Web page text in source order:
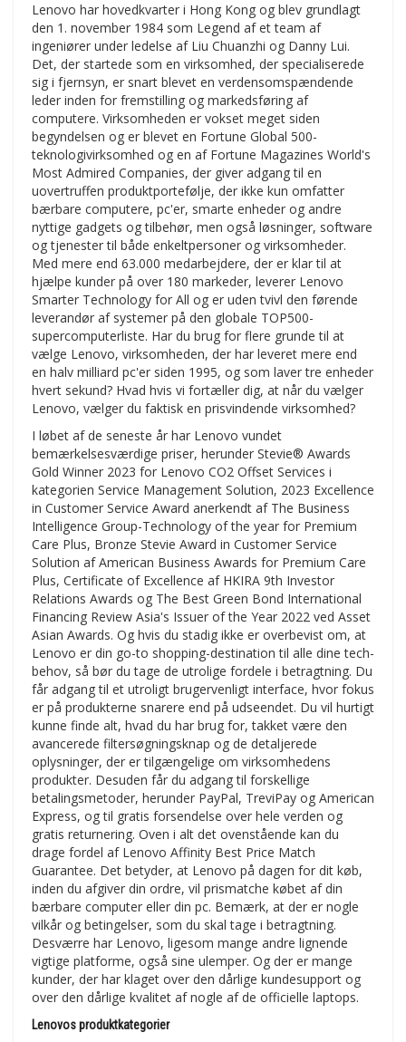
Lenovo har hovedkvarter i Hong Kong og blev grundlagt
den 1. november 1984 som Legend af et team af
ingeniører under ledelse af Liu Chuanzhi og Danny Lui.
Det, der startede som en virksomhed, der specialiserede
sig i fjernsyn, er snart blevet en verdensomspændende
leder inden for fremstilling og markedsføring af
computere. Virksomheden er vokset meget siden
begyndelsen og er blevet en Fortune Global 500-
teknologivirksomhed og en af Fortune Magazines World's
Most Admired Companies, der giver adgang til en
uovertruffen produktportefølje, der ikke kun omfatter
bærbare computere, pc'er, smarte enheder og andre
nyttige gadgets og tilbehør, men også løsninger, software
og tjenester til både enkeltpersoner og virksomheder.
Med mere end 63.000 medarbejdere, der er klar til at
hjælpe kunder på over 180 markeder, leverer Lenovo
Smarter Technology for All og er uden tvivl den førende
leverandør af systemer på den globale TOP500-
supercomputerliste. Har du brug for flere grunde til at
vælge Lenovo, virksomheden, der har leveret mere end
en halv milliard pc'er siden 1995, og som laver tre enheder
hvert sekund? Hvad hvis vi fortæller dig, at når du vælger
Lenovo, vælger du faktisk en prisvindende virksomhed?
I løbet af de seneste år har Lenovo vundet
bemærkelsesværdige priser, herunder Stevie® Awards
Gold Winner 2023 for Lenovo CO2 Offset Services i
kategorien Service Management Solution, 2023 Excellence
in Customer Service Award anerkendt af The Business
Intelligence Group-Technology of the year for Premium
Care Plus, Bronze Stevie Award in Customer Service
Solution af American Business Awards for Premium Care
Plus, Certificate of Excellence af HKIRA 9th Investor
Relations Awards og The Best Green Bond International
Financing Review Asia's Issuer of the Year 2022 ved Asset
Asian Awards. Og hvis du stadig ikke er overbevist om, at
Lenovo er din go-to shopping-destination til alle dine tech-
behov, så bør du tage de utrolige fordele i betragtning. Du
får adgang til et utroligt brugervenligt interface, hvor fokus
er på produkterne snarere end på udseendet. Du vil hurtigt
kunne finde alt, hvad du har brug for, takket være den
avancerede filtersøgningsknap og de detaljerede
oplysninger, der er tilgængelige om virksomhedens
produkter. Desuden får du adgang til forskellige
betalingsmetoder, herunder PayPal, TreviPay og American
Express, og til gratis forsendelse over hele verden og
gratis returnering. Oven i alt det ovenstående kan du
drage fordel af Lenovo Affinity Best Price Match
Guarantee. Det betyder, at Lenovo på dagen for dit køb,
inden du afgiver din ordre, vil prismatche købet af din
bærbare computer eller din pc. Bemærk, at der er nogle
vilkår og betingelser, som du skal tage i betragtning.
Desværre har Lenovo, ligesom mange andre lignende
vigtige platforme, også sine ulemper. Og der er mange
kunder, der har klaget over den dårlige kundesupport og
over den dårlige kvalitet af nogle af de officielle laptops.
Lenovos produktkategorier